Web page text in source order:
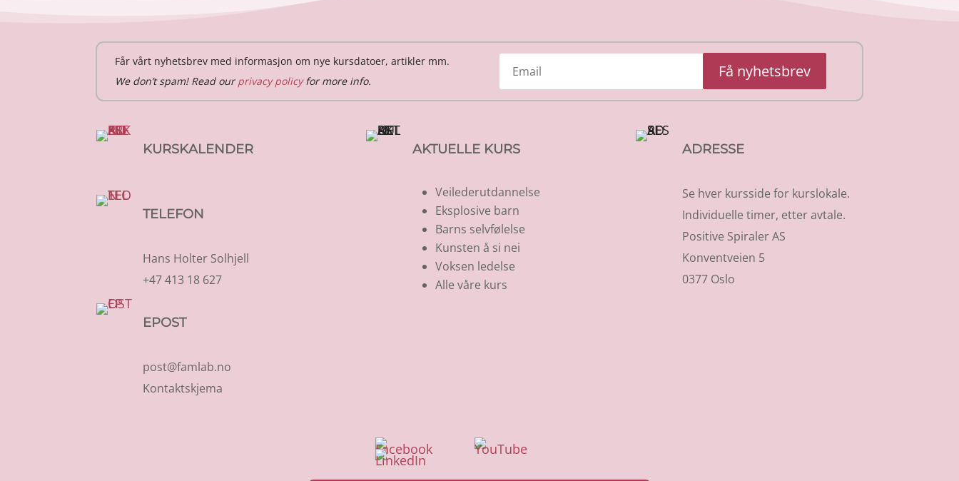
Får vårt nyhetsbrev med informasjon om nye kursdatoer, artikler mm.
We don’t spam! Read ourprivacy policyfor more info.
Få nyhetsbrev
KURSKALENDER
TELEFON
Hans Holter Solhjell
+47 413 18 627
EPOST
post@famlab.no
Kontaktskjema
AKTUELLE KURS
Veilederutdannelse
Eksplosive barn
Barns selvfølelse
Kunsten å si nei
Voksen ledelse
Alle våre kurs
ADRESSE
Se hver kursside for kurslokale.
Individuelle timer, etter avtale.
Positive Spiraler AS
Konventveien 5
0377 Oslo